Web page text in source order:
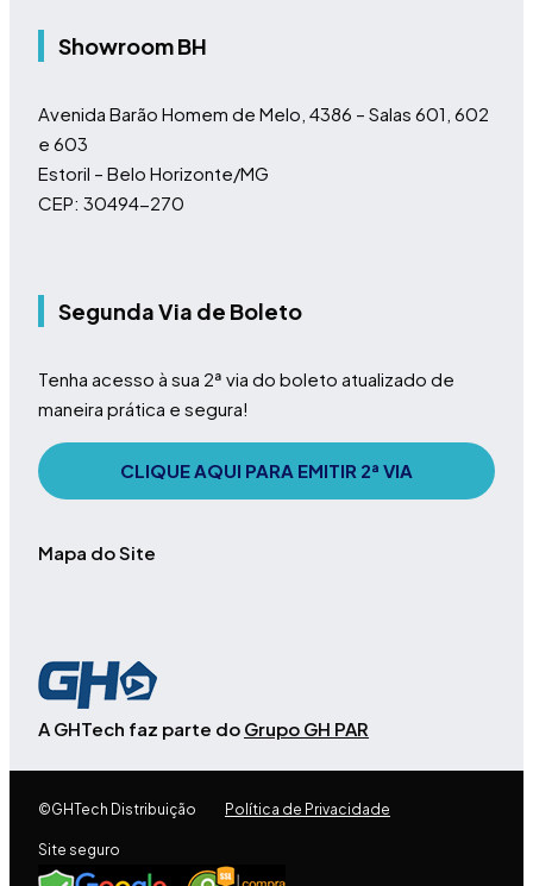
Showroom BH
Avenida Barão Homem de Melo, 4386 – Salas 601, 602
e 603
Estoril – Belo Horizonte/MG
CEP: 30494-270
Segunda Via de Boleto
Tenha acesso à sua 2ª via do boleto atualizado de
maneira prática e segura!
CLIQUE AQUI PARA EMITIR 2ª VIA
Mapa do Site
A GHTech faz parte do Grupo GH PAR
©GHTech Distribuição Política de Privacidade
Site seguro